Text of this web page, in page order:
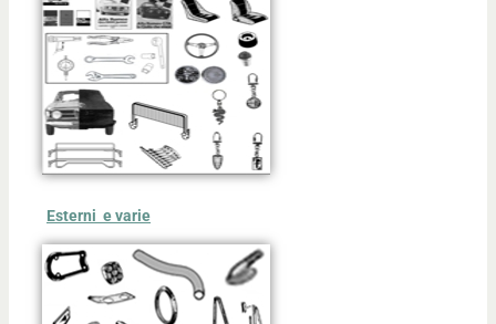
Esterni e varie